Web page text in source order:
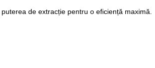
de extracție pentru o eficiență maximă.